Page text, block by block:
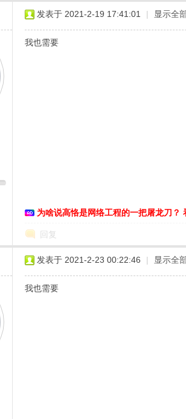
发表于 2021-2-19 17:41:01 | 显示全
我也需要
为啥说高恪是网络工程的一把屠龙刀？
回复
发表于 2021-2-23 00:22:46 | 显示全
我也需要